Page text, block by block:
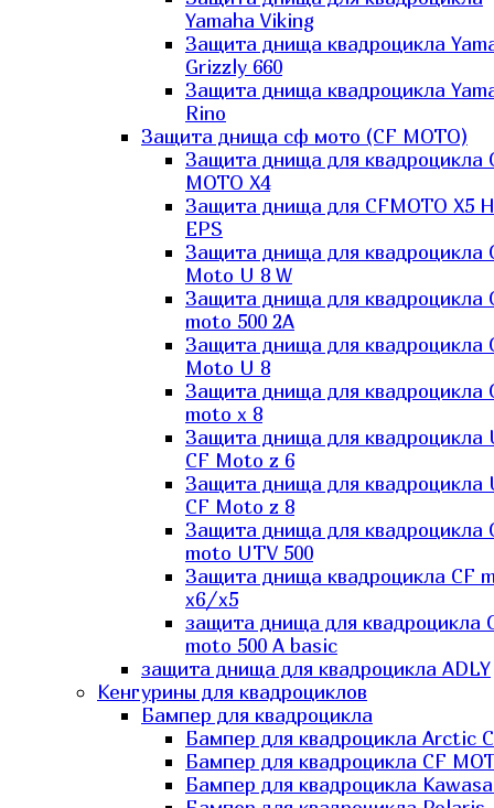
Yamaha Viking
Защита днища квадроцикла
Grizzly 660
Защита днища квадроцикла
Rino
Защита днища сф мото (CF MOTO)
Защита днища для квадроцикла
MOTO X4
Защита днища для CFMOTO X5
EPS
Защита днища для квадроцикла
Moto U 8 W
Защита днища для квадроцикла
moto 500 2A
Защита днища для квадроцикла
Moto U 8
Защита днища для квадроцикла
moto x 8
Защита днища для квадроцикла
CF Moto z 6
Защита днища для квадроцикла
CF Moto z 8
Защита днища для квадроцикла
moto UTV 500
Защита днища квадроцикла СF
x6/x5
защита днища для квадроцикла
moto 500 A basic
защита днища для квадроцикла ADLY
Кенгурины для квадроциклов
Бампер для квадроцикла
Бампер для квадроцикла Arctic
Бампер для квадроцикла CF
Бампер для квадроцикла